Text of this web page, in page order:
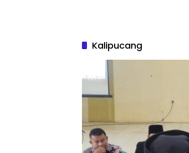
Kalipucang